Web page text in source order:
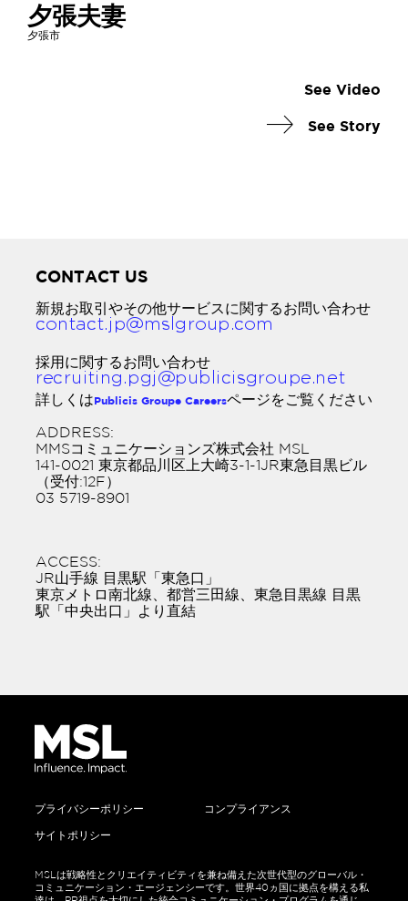
夕張夫妻
夕張市
See Video
See Story
CONTACT US
新規お取引やその他サービスに関するお問い合わせ
採用に関するお問い合わせ
詳しくはPublicis Groupe Careersページをご覧ください
ADDRESS:
MMSコミュニケーションズ株式会社 MSL
141-0021 東京都品川区上大崎3-1-1JR東急目黒ビル
（受付:12F）
03 5719-8901
ACCESS:
JR山手線 目黒駅「東急口」
東京メトロ南北線、都営三田線、東急目黒線 目黒
駅「中央出口」より直結
Sub-
footer
プライバシーポリシー コンプライアンス
サイトポリシー
MSLは戦略性とクリエイティビティを兼ね備えた次世代型のグローバル・
コミュニケーション・エージェンシーです。世界40ヵ国に拠点を構える私